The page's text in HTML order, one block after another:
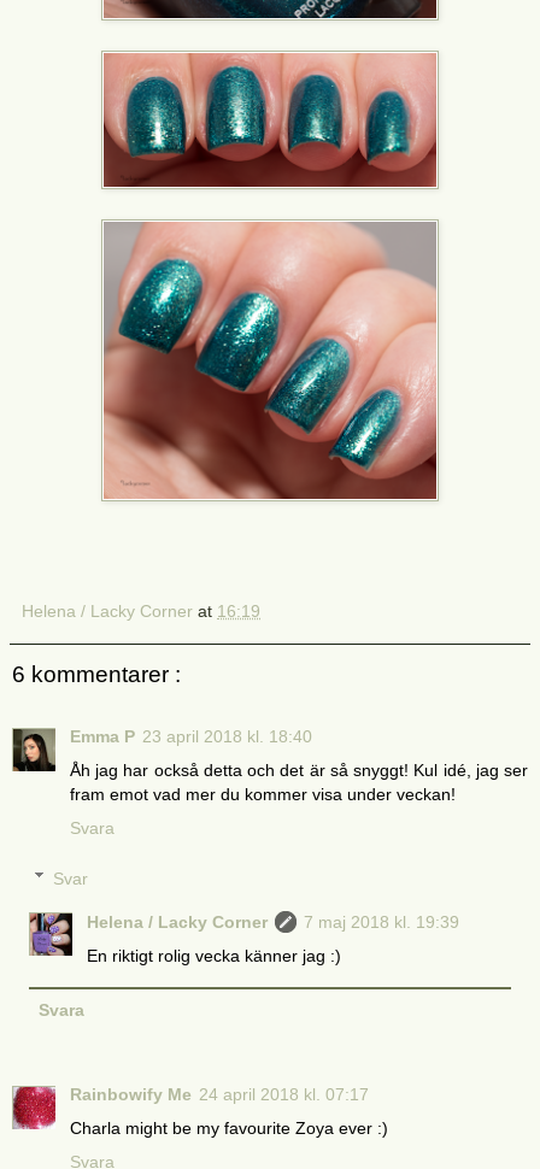
Helena / Lacky Corner at 16:19
6 kommentarer :
Emma P 23 april 2018 kl. 18:40
Åh jag har också detta och det är så snyggt! Kul idé, jag ser
fram emot vad mer du kommer visa under veckan!
Svara
Svar
Helena / Lacky Corner
7 maj 2018 kl. 19:39
En riktigt rolig vecka känner jag :)
Svara
Rainbowify Me 24 april 2018 kl. 07:17
Charla might be my favourite Zoya ever :)
Svara